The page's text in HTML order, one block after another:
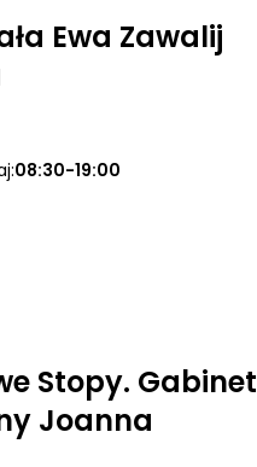
Ewa Zawalij
08:30-19:00
Stopy. Gabinet
Joanna